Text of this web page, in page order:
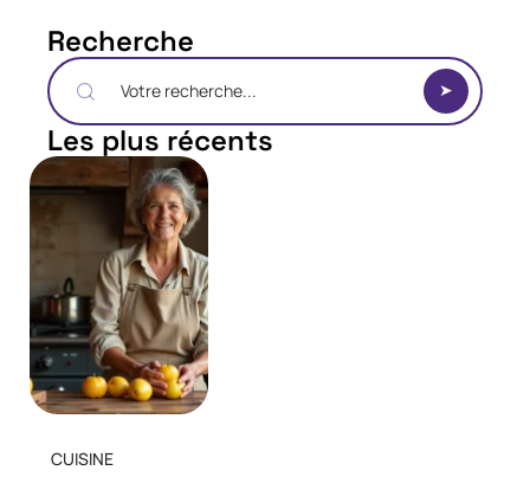
Recherche
Les plus récents
CUISINE